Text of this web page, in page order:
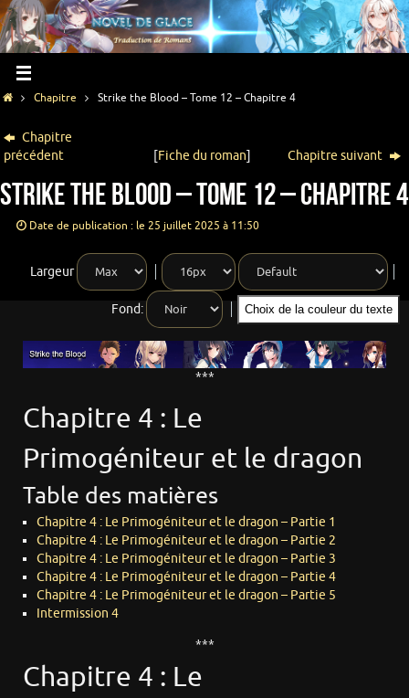
Chapitre Strike the Blood – Tome 12 – Chapitre 4
Chapitre
précédent
[Fiche du roman] Chapitre suivant
Strike the Blood – Tome 12 – Chapitre 4
Date de publication : le 25 juillet 2025 à 11:50
Largeur
Fond: Choix de la couleur du texte
***
Chapitre 4 : Le
Primogéniteur et le dragon
Table des matières
Chapitre 4 : Le Primogéniteur et le dragon – Partie 1
Chapitre 4 : Le Primogéniteur et le dragon – Partie 2
Chapitre 4 : Le Primogéniteur et le dragon – Partie 3
Chapitre 4 : Le Primogéniteur et le dragon – Partie 4
Chapitre 4 : Le Primogéniteur et le dragon – Partie 5
Intermission 4
***
Chapitre 4 : Le